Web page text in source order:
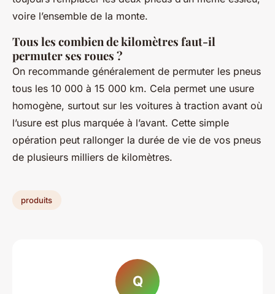
voire l’ensemble de la monte.
Tous les combien de kilomètres faut-il
permuter ses roues ?
On recommande généralement de permuter les pneus
tous les 10 000 à 15 000 km. Cela permet une usure
homogène, surtout sur les voitures à traction avant où
l’usure est plus marquée à l’avant. Cette simple
opération peut rallonger la durée de vie de vos pneus
de plusieurs milliers de kilomètres.
produits
Q